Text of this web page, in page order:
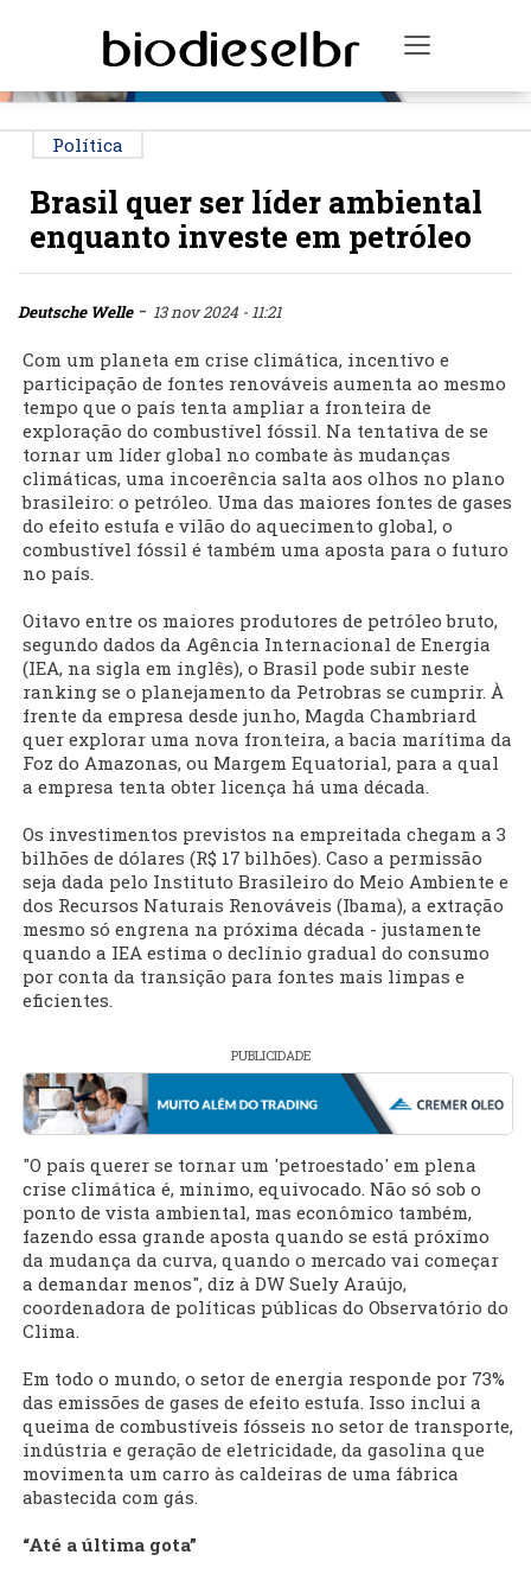
Toggle
Política
Brasil quer ser líder ambiental
enquanto investe em petróleo
Deutsche Welle- 13 nov 2024 - 11:21
Com um planeta em crise climática, incentivo e
participação de fontes renováveis aumenta ao mesmo
tempo que o país tenta ampliar a fronteira de
exploração do combustível fóssil. Na tentativa de se
tornar um líder global no combate às mudanças
climáticas, uma incoerência salta aos olhos no plano
brasileiro: o petróleo. Uma das maiores fontes de gases
do efeito estufa e vilão do aquecimento global, o
combustível fóssil é também uma aposta para o futuro
no país.
Oitavo entre os maiores produtores de petróleo bruto,
segundo dados da Agência Internacional de Energia
(IEA, na sigla em inglês), o Brasil pode subir neste
ranking se o planejamento da Petrobras se cumprir. À
frente da empresa desde junho, Magda Chambriard
quer explorar uma nova fronteira, a bacia marítima da
Foz do Amazonas, ou Margem Equatorial, para a qual
a empresa tenta obter licença há uma década.
Os investimentos previstos na empreitada chegam a 3
bilhões de dólares (R$ 17 bilhões). Caso a permissão
seja dada pelo Instituto Brasileiro do Meio Ambiente e
dos Recursos Naturais Renováveis (Ibama), a extração
mesmo só engrena na próxima década - justamente
quando a IEA estima o declínio gradual do consumo
por conta da transição para fontes mais limpas e
eficientes.
PUBLICIDADE
"O país querer se tornar um 'petroestado' em plena
crise climática é, mínimo, equivocado. Não só sob o
ponto de vista ambiental, mas econômico também,
fazendo essa grande aposta quando se está próximo
da mudança da curva, quando o mercado vai começar
a demandar menos", diz à DW Suely Araújo,
coordenadora de políticas públicas do Observatório do
Clima.
Em todo o mundo, o setor de energia responde por 73%
das emissões de gases de efeito estufa. Isso inclui a
queima de combustíveis fósseis no setor de transporte,
indústria e geração de eletricidade, da gasolina que
movimenta um carro às caldeiras de uma fábrica
abastecida com gás.
“Até a última gota”